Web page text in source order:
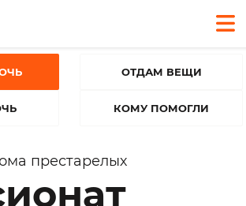
ОТДАМ ВЕЩИ
КОМУ ПОМОГЛИ
престарелых